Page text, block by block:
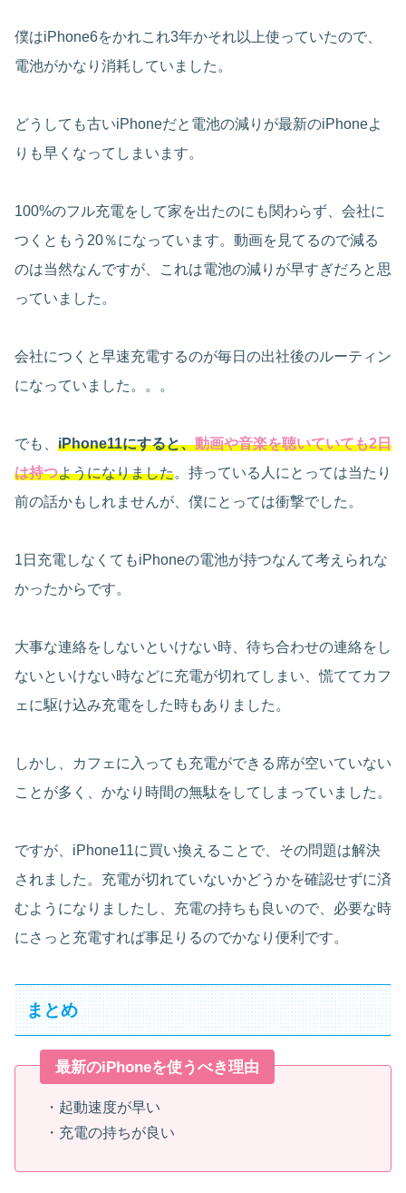
僕はiPhone6をかれこれ3年かそれ以上使っていたので、
電池がかなり消耗していました。
どうしても古いiPhoneだと電池の減りが最新のiPhoneよ
りも早くなってしまいます。
100%のフル充電をして家を出たのにも関わらず、会社に
つくともう20％になっています。動画を見てるので減る
のは当然なんですが、これは電池の減りが早すぎだろと思
っていました。
会社につくと早速充電するのが毎日の出社後のルーティン
になっていました。。。
でも、 iPhone11にすると、動画や音楽を聴いていても2日
は持つようになりました。持っている人にとっては当たり
前の話かもしれませんが、僕にとっては衝撃でした。
1日充電しなくてもiPhoneの電池が持つなんて考えられな
かったからです。
大事な連絡をしないといけない時、待ち合わせの連絡をし
ないといけない時などに充電が切れてしまい、慌ててカフ
ェに駆け込み充電をした時もありました。
しかし、カフェに入っても充電ができる席が空いていない
ことが多く、かなり時間の無駄をしてしまっていました。
ですが、iPhone11に買い換えることで、その問題は解決
されました。充電が切れていないかどうかを確認せずに済
むようになりましたし、充電の持ちも良いので、必要な時
にさっと充電すれば事足りるのでかなり便利です。
まとめ
最新のiPhoneを使うべき理由
・起動速度が早い
・充電の持ちが良い